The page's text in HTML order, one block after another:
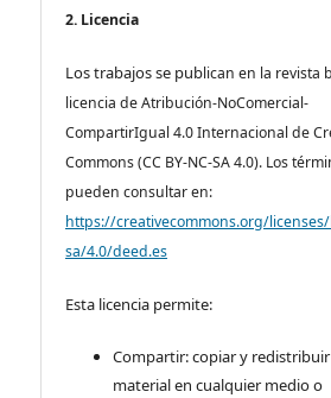
2. Licencia
Los trabajos se publican en la revista
licencia de Atribución-NoComercial-
CompartirIgual 4.0 Internacional de
Commons (CC BY-NC-SA 4.0). Los
pueden consultar en:
https://creativecommons.org/
sa/4.0/deed.es
Esta licencia permite:
Compartir: copiar y
material en cualquier medio o